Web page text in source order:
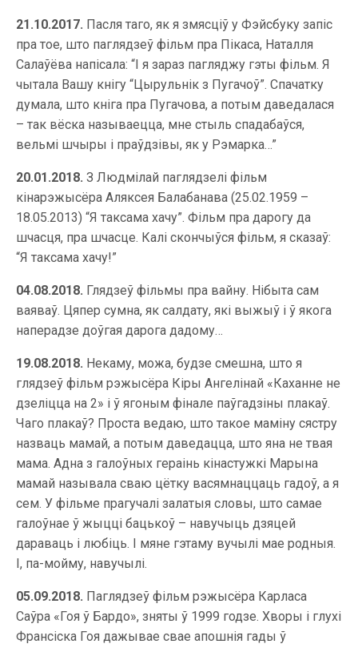
21.10.2017. Пасля таго, як я змясціў у Фэйсбуку запіс
пра тое, што паглядзеў фільм пра Пікаса, Наталля
Салаўёва напісала: “І я зараз пагляджу гэты фільм. Я
чытала Вашу кнігу “Цырульнік з Пугачоў”. Спачатку
думала, што кніга пра Пугачова, а потым даведалася
– так вёска называецца, мне стыль спадабаўся,
вельмі шчыры і праўдзівы, як у Рэмарка…”
20.01.2018. З Людмілай паглядзелі фільм
кінарэжысёра Аляксея Балабанава (25.02.1959 –
18.05.2013) “Я таксама хачу”. Фільм пра дарогу да
шчасця, пра шчасце. Калі скончыўся фільм, я сказаў:
“Я таксама хачу!”
04.08.2018. Глядзеў фільмы пра вайну. Нібыта сам
ваяваў. Цяпер сумна, як салдату, які выжыў і ў якога
наперадзе доўгая дарога дадому…
19.08.2018. Некаму, можа, будзе смешна, што я
глядзеў фільм рэжысёра Кіры Ангелінай «Каханне не
дзеліцца на 2» і ў ягоным фінале паўгадзіны плакаў.
Чаго плакаў? Проста ведаю, што такое маміну сястру
назваць мамай, а потым даведацца, што яна не твая
мама. Адна з галоўных гераінь кінастужкі Марына
мамай называла сваю цётку васямнаццаць гадоў, а я
сем. У фільме прагучалі залатыя словы, што самае
галоўнае ў жыцці бацькоў – навучыць дзяцей
дараваць і любіць. І мяне гэтаму вучылі мае родныя.
І, па-мойму, навучылі.
05.09.2018. Паглядзеў фільм рэжысёра Карласа
Саўра «Гоя ў Бардо», зняты ў 1999 годзе. Хворы і глухі
Франсіска Гоя дажывае свае апошнія гады ў